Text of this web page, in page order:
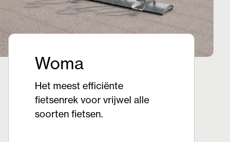
Woma
Het meest efficiënte
fietsenrek voor vrijwel alle
soorten fietsen.